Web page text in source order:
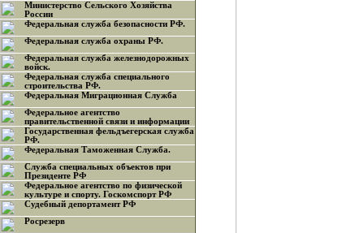
Министерство Сельского Хозяйства
России
Федеральная служба безопасности РФ.
Федеральная служба охраны РФ.
Федеральная служба железнодорожных
войск.
Федеральная служба специального
строительства РФ.
Федеральная Миграционная Служба
Федеральное агентство
правительственной связи и информации
Государственная фельдъегерская служба
РФ.
Федеральная Таможенная Служба.
Служба специальных объектов при
Президенте РФ
Федеральное агентство по физической
культуре и спорту. Госкомспорт РФ
Судебный депортамент РФ
Росрезерв